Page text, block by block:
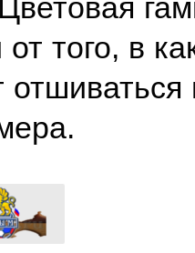
того, в